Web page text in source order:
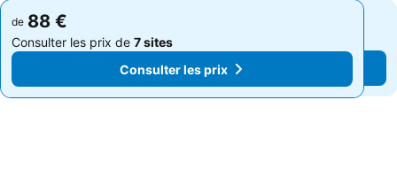
de 88 €
Consulter les prix de 7 sites
Consulter les prix
de 88 €
Consulter les prix de 7 sites
Consulter les prix